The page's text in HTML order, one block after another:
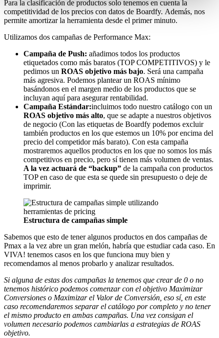
Para la clasificación de productos solo tenemos en cuenta la
competitividad de los precios con datos de Boardfy. Además, nos
permite amortizar la herramienta desde el primer minuto.
Utilizamos dos campañas de Performance Max:
Campaña de Push: añadimos todos los productos
etiquetados como más baratos (TOP COMPETITIVOS) y le
pedimos un ROAS objetivo más bajo. Será una campaña
más agresiva. Podemos plantear un ROAS mínimo
basándonos en el margen medio de los productos que se
incluyan aquí para asegurar rentabilidad.
Campaña Estándar:incluimos todo nuestro catálogo con un
ROAS objetivo más alto, que se adapte a nuestros objetivos
de negocio (Con las etiquetas de Boardfy podemos excluir
también productos en los que estemos un 10% por encima del
precio del competidor más barato). Con esta campaña
mostraremos aquellos productos en los que no somos los más
competitivos en precio, pero sí tienen más volumen de ventas.
A la vez actuará de “backup” de la campaña con productos
TOP en caso de que esta se quede sin presupuesto o deje de
imprimir.
Estructura de campañas simple
Sabemos que esto de tener algunos productos en dos campañas de
Pmax a la vez abre un gran melón, habría que estudiar cada caso. En
VIVA! tenemos casos en los que funciona muy bien y
recomendamos al menos probarlo y analizar resultados.
Si alguna de estas dos campañas la tenemos que crear de 0 o no
tenemos histórico podemos comenzar con el objetivo Maximizar
Conversiones o Maximizar el Valor de Conversión, eso sí, en este
caso recomendaremos separar el catálogo por completo y no tener
el mismo producto en ambas campañas. Una vez consigan el
volumen necesario podemos cambiarlas a estrategias de ROAS
objetivo.